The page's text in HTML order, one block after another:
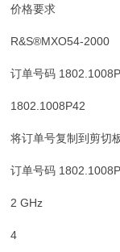
价格要求
R&S®MXO54-2000
订单号码
1802.1008P42
将订单号复制到剪切
订单号码
2 GHz
4